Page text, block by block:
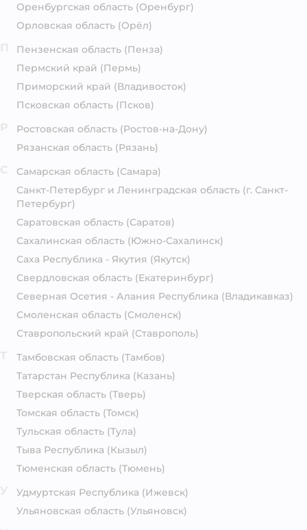
Оренбургская область (Оренбург)
Орловская область (Орёл)
Пензенская область (Пенза)
Пермский край (Пермь)
Приморский край (Владивосток)
Псковская область (Псков)
Ростовская область (Ростов-на-Дону)
Рязанская область (Рязань)
Самарская область (Самара)
Санкт-Петербург и Ленинградская область (г. Санкт-
Петербург)
Саратовская область (Саратов)
Сахалинская область (Южно-Сахалинск)
Саха Республика - Якутия (Якутск)
Свердловская область (Екатеринбург)
Северная Осетия - Алания Республика (Владикавказ)
Смоленская область (Смоленск)
Ставропольский край (Ставрополь)
Тамбовская область (Тамбов)
Татарстан Республика (Казань)
Тверская область (Тверь)
Томская область (Томск)
Тульская область (Тула)
Тыва Республика (Кызыл)
Тюменская область (Тюмень)
Удмуртская Республика (Ижевск)
Ульяновская область (Ульяновск)